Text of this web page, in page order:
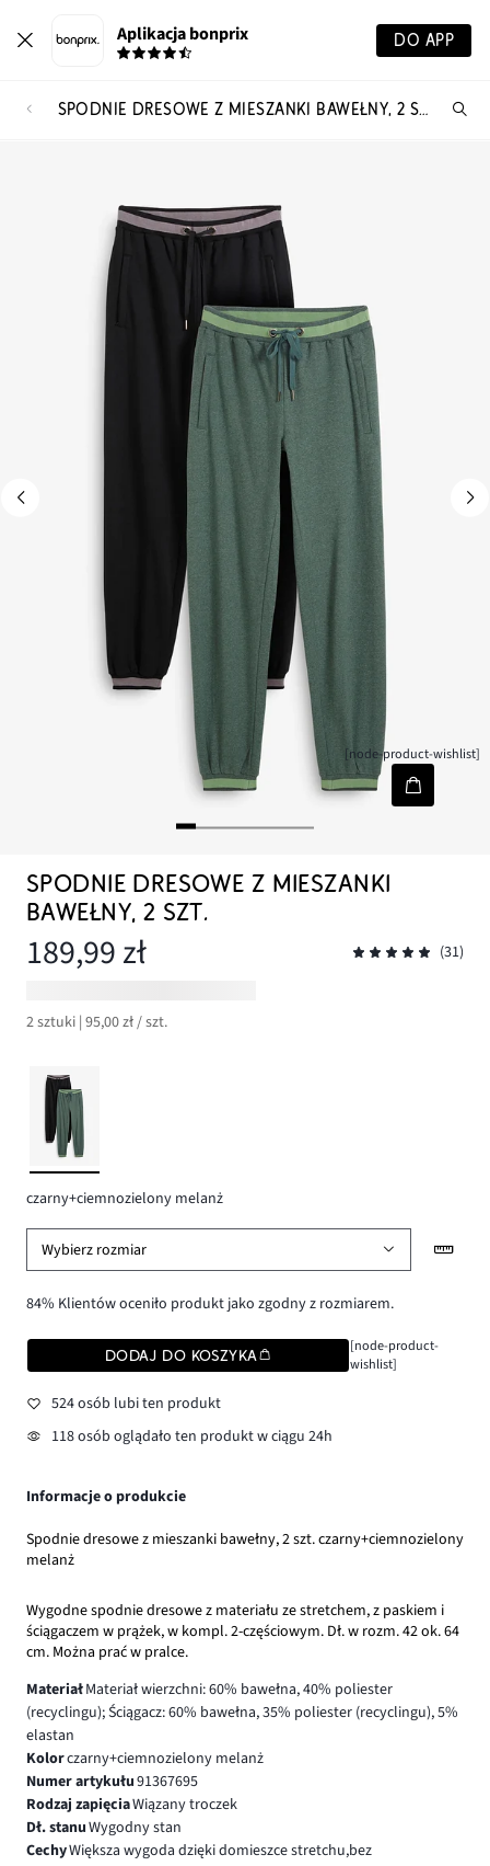
Aplikacja bonprix DO APP
SPODNIE DRESOWE Z MIESZANKI BAWEŁNY, 2 SZT.
[node-product-wishlist]
SPODNIE DRESOWE Z MIESZANKI
BAWEŁNY, 2 SZT.
189,99 zł (31)
2 sztuki | 95,00 zł / szt.
czarny+ciemnozielony melanż
Wybierz rozmiar
84% Klientów oceniło produkt jako zgodny z rozmiarem.
DODAJ DO KOSZYKA
[node-product-
wishlist]
524 osób lubi ten produkt
118 osób oglądało ten produkt w ciągu 24h
Informacje o produkcie
Spodnie dresowe z mieszanki bawełny, 2 szt. czarny+ciemnozielony
melanż
Wygodne spodnie dresowe z materiału ze stretchem, z paskiem i
ściągaczem w prążek, w kompl. 2-częściowym. Dł. w rozm. 42 ok. 64
cm. Można prać w pralce.
MateriałMateriał wierzchni: 60% bawełna, 40% poliester
(recyclingu); Ściągacz: 60% bawełna, 35% poliester (recyclingu), 5%
elastan
Kolorczarny+ciemnozielony melanż
Numer artykułu91367695
Rodzaj zapięciaWiązany troczek
Dł. stanuWygodny stan
CechyWiększa wygoda dzięki domieszce stretchu,bez